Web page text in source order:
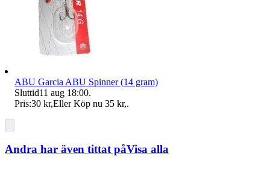
ABU Garcia ABU Spinner (14 gram)
Sluttid11 aug 18:00.
Pris:30 kr,Eller Köp nu 35 kr,.
Andra har även tittat påVisa alla